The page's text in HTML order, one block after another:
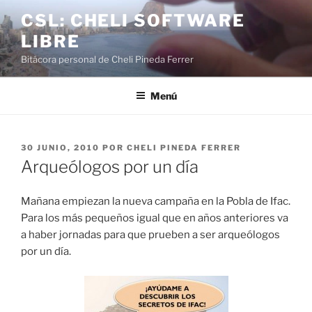
al
contenido
CSL: CHELI SOFTWARE
LIBRE
Bitácora personal de Cheli Pineda Ferrer
Menú
PUBLICADO
EL
30 JUNIO, 2010 POR CHELI PINEDA FERRER
Arqueólogos por un día
Mañana empiezan la nueva campaña en la Pobla de Ifac.
Para los más pequeños igual que en años anteriores va
a haber jornadas para que prueben a ser arqueólogos
por un día.